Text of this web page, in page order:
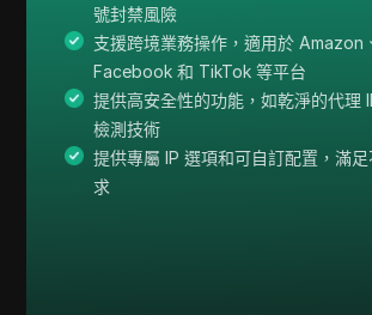
號封禁風險
支援跨境業務操作，適用於 Amazon
Facebook 和 TikTok 等平台
提供高安全性的功能，如乾淨的代理
檢測技術
提供專屬 IP 選項和可自訂配置，滿
求